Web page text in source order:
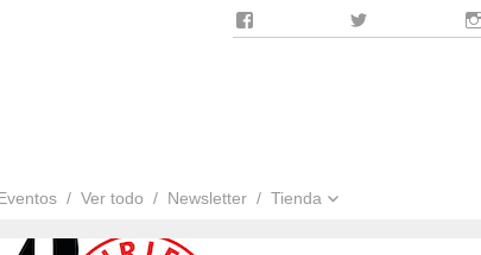
Ver todo Newsletter Tienda